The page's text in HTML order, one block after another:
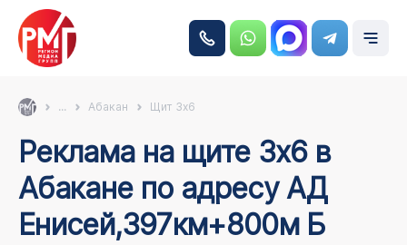
... Абакан Щит 3х6
Реклама на щите 3х6 в
Абакане по адресу АД
Енисей,397км+800м Б